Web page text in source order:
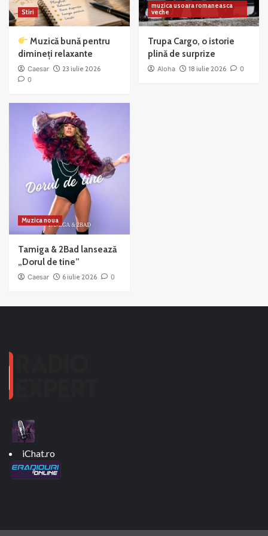
Stiri
Muzică bună pentru
dimineți relaxante
Caesar
23 iulie 2026
0
muzica usoara romaneasca
veche
Trupa Cargo, o istorie
plină de surprize
Aloha 18 iulie 2026 0
Muzica noua
Tamiga & 2Bad lansează
„Dorul de tine”
Caesar 6 iulie 2026 0
iChat.ro